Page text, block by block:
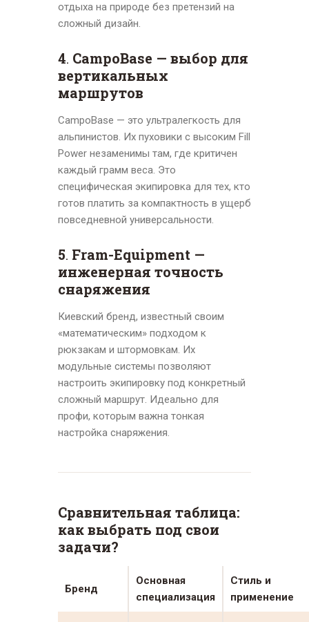
отдыха на природе без претензий на
сложный дизайн.
4. CampoBase — выбор для
вертикальных
маршрутов
CampoBase — это ультралегкость для
альпинистов. Их пуховики с высоким Fill
Power незаменимы там, где критичен
каждый грамм веса. Это
специфическая экипировка для тех, кто
готов платить за компактность в ущерб
повседневной универсальности.
5. Fram-Equipment —
инженерная точность
снаряжения
Киевский бренд, известный своим
«математическим» подходом к
рюкзакам и штормовкам. Их
модульные системы позволяют
настроить экипировку под конкретный
сложный маршрут. Идеально для
профи, которым важна тонкая
настройка снаряжения.
Сравнительная таблица:
как выбрать под свои
задачи?
Бренд
Основная
специализация
Стиль и
применение